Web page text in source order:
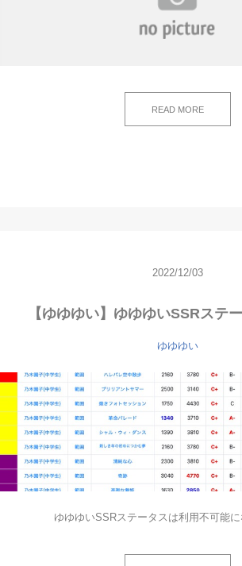
READ MORE
2022/12/03
【ゆゆゆい】ゆゆゆいSSRステ
ゆゆゆい
ゆゆゆいSSRステータスは利用不可能に